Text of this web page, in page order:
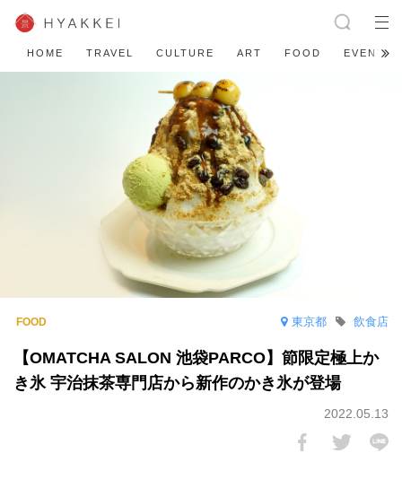
HOME TRAVEL CULTURE ART FOOD EVENT
東京都 飲食店
【OMATCHA SALON 池袋PARCO】節限定極上か
き氷 宇治抹茶専門店から新作のかき氷が登場
2022.05.13